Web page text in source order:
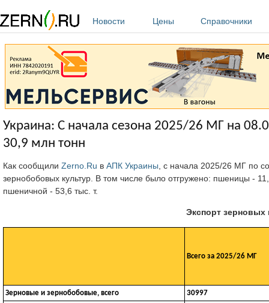
Новости
Цены Справочники
Украина: С начала сезона 2025/26 МГ на
30,9 млн тонн
Как сообщили Zerno.Ru в АПК Украины , с начала 2025/26 МГ по
зернобобовых культур. В том числе было отгружено: пшеницы -
пшеничной - 53,6 тыс. т.
Экспорт зерновых
Всего за 2025/26 МГ
Зерновые и зернобобовые, всего
30997